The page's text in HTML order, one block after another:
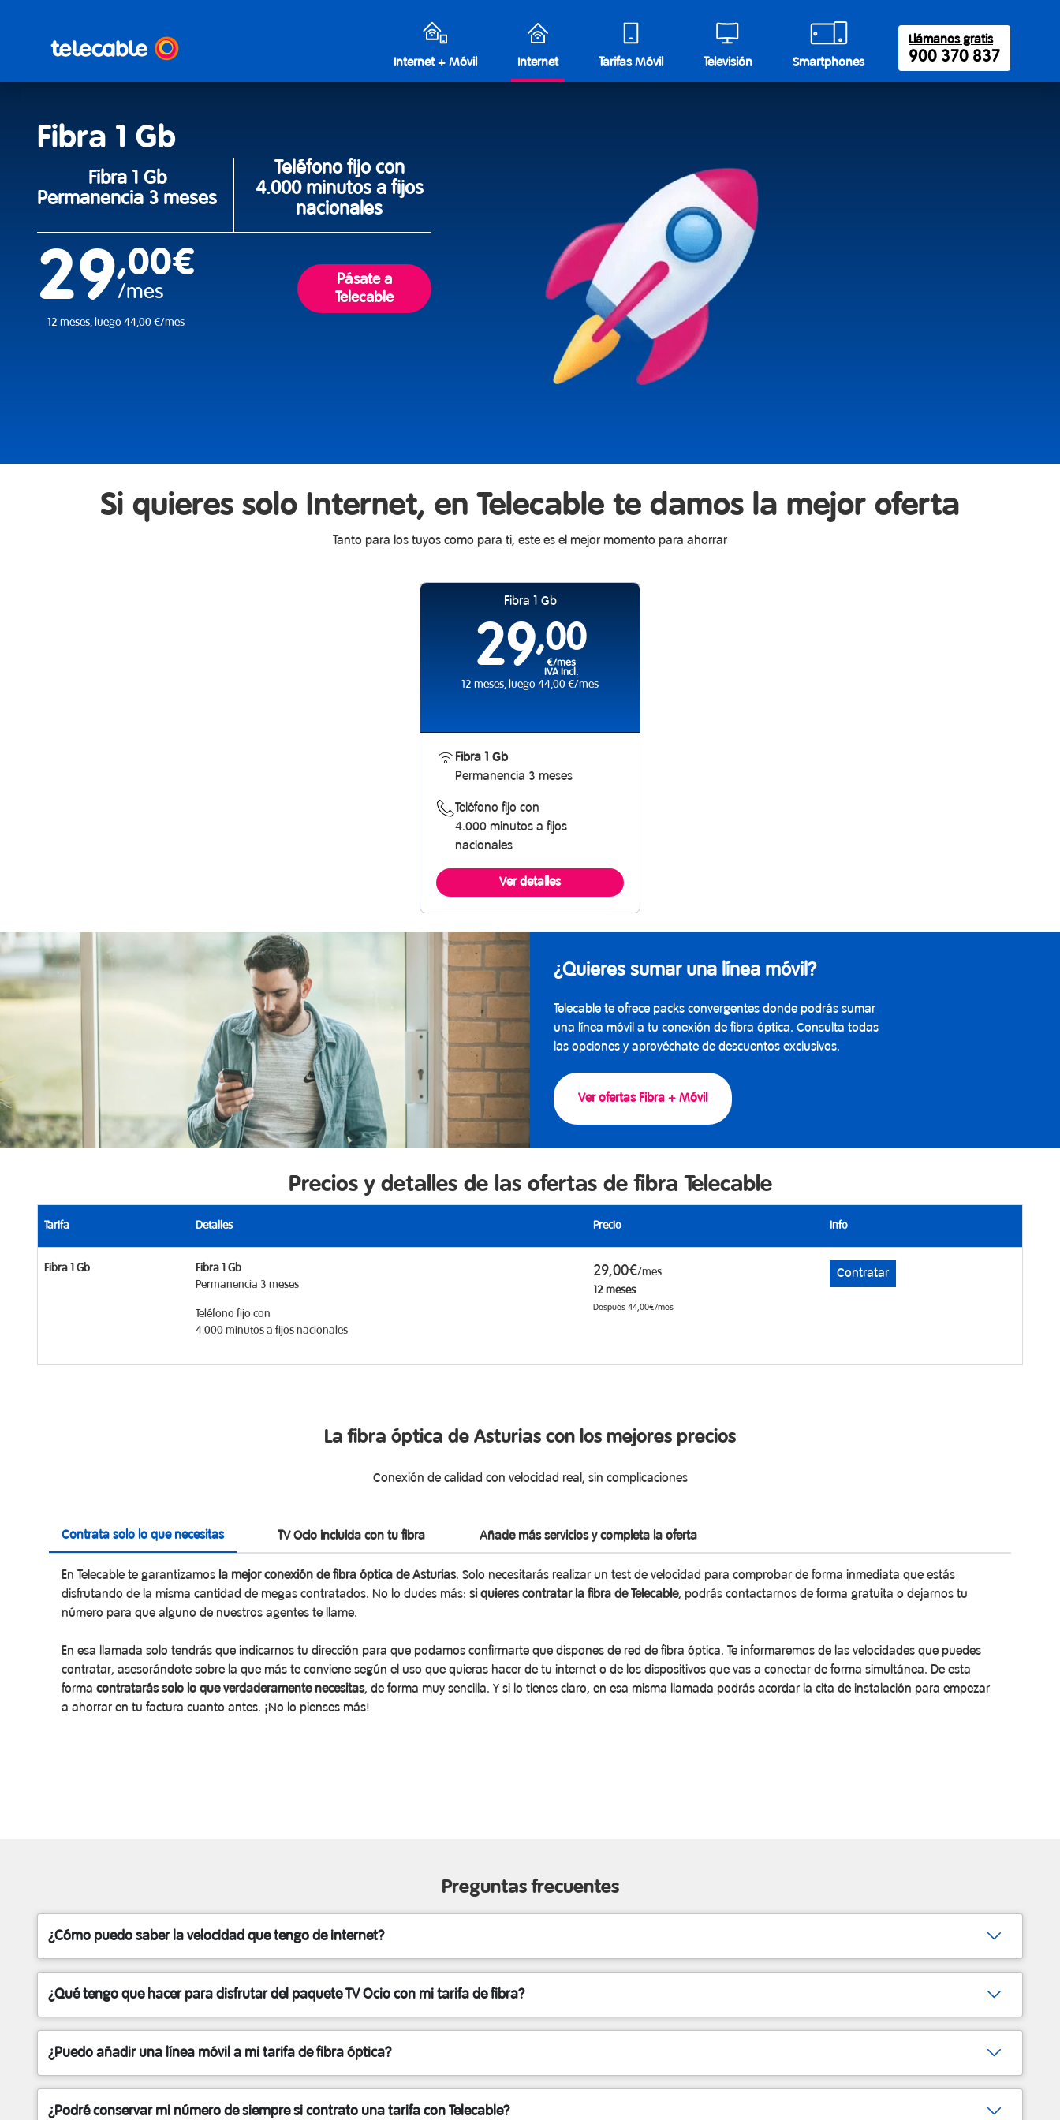
Internet + Móvil Internet Tarifas Móvil Televisión Smartphones
Llámanos gratis
900 370 837
Fibra 1 Gb
Fibra 1 Gb
Permanencia 3 meses
Teléfono fijo con
4.000 minutos a fijos
nacionales
29,00€
/mes
12 meses, luego 44,00 €/mes
Pásate a
Telecable
Si quieres solo Internet, en Telecable te damos la mejor oferta
Tanto para los tuyos como para ti, este es el mejor momento para ahorrar
Fibra 1 Gb
29,00
€/mes
IVA Incl.
12 meses, luego 44,00 €/mes
Fibra 1 Gb
Permanencia 3 meses
Teléfono fijo con
4.000 minutos a fijos
nacionales
Ver detalles
¿Quieres sumar una línea móvil?
Telecable te ofrece packs convergentes donde podrás sumar
una línea móvil a tu conexión de fibra óptica. Consulta todas
las opciones y aprovéchate de descuentos exclusivos.
Ver ofertas Fibra + Móvil
Precios y detalles de las ofertas de fibra Telecable
Tarifa Detalles Precio Info
Fibra 1 Gb
Fibra 1 Gb
Permanencia 3 meses
Teléfono fijo con
4.000 minutos a fijos nacionales
29,00€/mes
12 meses
Después 44,00€/mes
Contratar
La fibra óptica de Asturias con los mejores precios
Conexión de calidad con velocidad real, sin complicaciones
Contrata solo lo que necesitas TV Ocio incluida con tu fibra Añade más servicios y completa la oferta
En Telecable te garantizamos la mejor conexión de fibra óptica de Asturias. Solo necesitarás realizar un test de velocidad para comprobar de forma inmediata que estás
disfrutando de la misma cantidad de megas contratados. No lo dudes más: si quieres contratar la fibra de Telecable, podrás contactarnos de forma gratuita o dejarnos tu
número para que alguno de nuestros agentes te llame.
En esa llamada solo tendrás que indicarnos tu dirección para que podamos confirmarte que dispones de red de fibra óptica. Te informaremos de las velocidades que puedes
contratar, asesorándote sobre la que más te conviene según el uso que quieras hacer de tu internet o de los dispositivos que vas a conectar de forma simultánea. De esta
forma contratarás solo lo que verdaderamente necesitas, de forma muy sencilla. Y si lo tienes claro, en esa misma llamada podrás acordar la cita de instalación para empezar
a ahorrar en tu factura cuanto antes. ¡No lo pienses más!
Preguntas frecuentes
¿Cómo puedo saber la velocidad que tengo de internet?
¿Qué tengo que hacer para disfrutar del paquete TV Ocio con mi tarifa de fibra?
¿Puedo añadir una línea móvil a mi tarifa de fibra óptica?
¿Podré conservar mi número de siempre si contrato una tarifa con Telecable?